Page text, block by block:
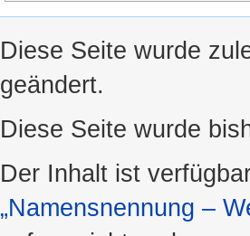
Diese Seite wurde
geändert.
Diese Seite wurde
Der Inhalt ist
„Namensnennung –